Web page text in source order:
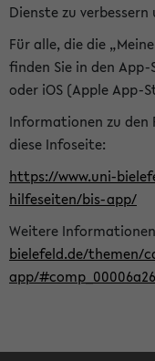
Dienste zu
Für alle, die die
finden Sie in den
oder iOS (Apple App-
Informationen zu den
diese Infoseite:
https://www.uni-
hilfeseiten/bis-app/
Weitere
bielefeld.de/themen/
app/